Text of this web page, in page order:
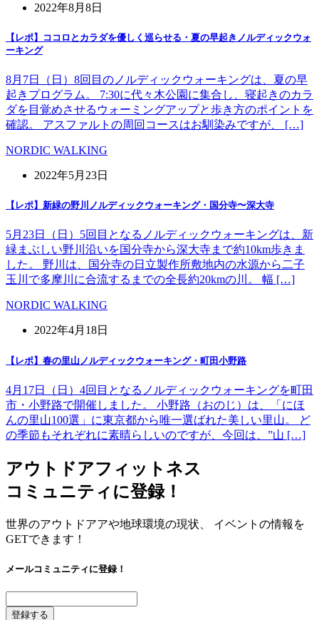
2022年8月8日
【レポ】ココロとカラダを優しく巡らせる・夏の早起きノルディックウォ
ーキング
8月7日（日）8回目のノルディックウォーキングは、夏の早
起きプログラム。 7:30に代々木公園に集合し、寝起きのカラ
ダを目覚めさせるウォーミングアップと歩き方のポイントを
確認。 アスファルトの周回コースはお馴染みですが、 […]
NORDIC WALKING
2022年5月23日
【レポ】新緑の野川ノルディックウォーキング・国分寺〜深大寺
5月23日（日）5回目となるノルディックウォーキングは、新
緑まぶしい野川沿いを国分寺から深大寺まで約10km歩きま
した。 野川は、国分寺の日立製作所敷地内の水源から二子
玉川で多摩川に合流するまでの全長約20kmの川。 幅 […]
NORDIC WALKING
2022年4月18日
【レポ】春の里山ノルディックウォーキング・町田小野路
4月17日（日）4回目となるノルディックウォーキングを町田
市・小野路で開催しました。 小野路（おのじ）は、「にほ
んの里山100選」に東京都から唯一選ばれた美しい里山。 ど
の季節もそれぞれに素晴らしいのですが、今回は、”山 […]
アウトドアフィットネス
コミュニティに登録！
世界のアウトドアアや地球環境の現状、 イベントの情報を
GETできます！
メールコミュニティに登録！